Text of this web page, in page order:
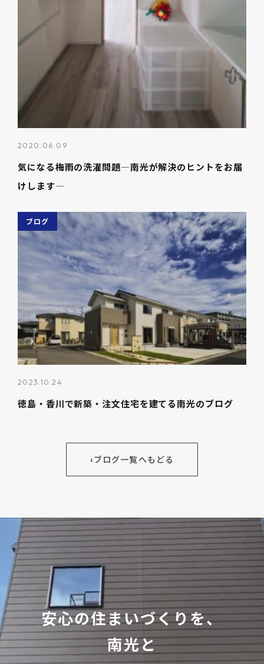
2020.06.09
気になる梅雨の洗濯問題―南光が解決のヒントをお届
けします―
ブログ
2023.10.24
徳島・香川で新築・注文住宅を建てる南光のブログ
‹ブログ一覧へもどる
安心の住まいづくりを、
南光と